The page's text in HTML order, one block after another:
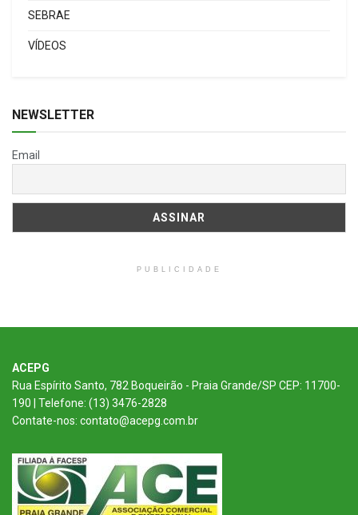
SEBRAE
VÍDEOS
NEWSLETTER
Email
PUBLICIDADE
ACEPG
Rua Espírito Santo, 782 Boqueirão - Praia Grande/SP CEP: 11700-
190 | Telefone: (13) 3476-2828
Contate-nos: contato@acepg.com.br